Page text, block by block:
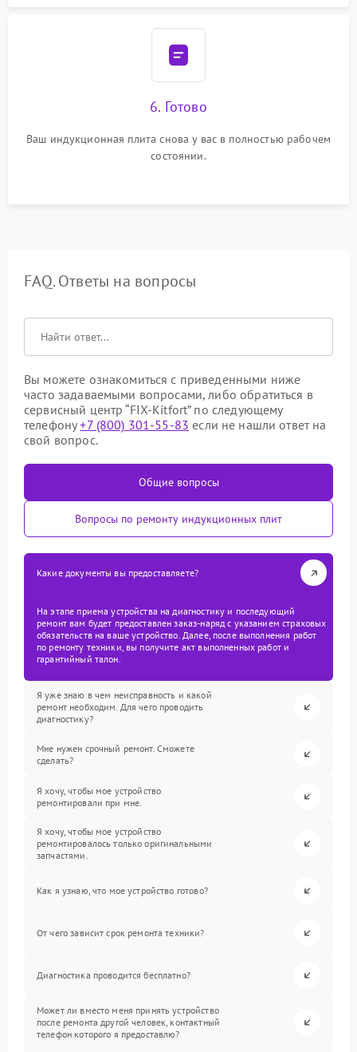
6. Готово
Ваш индукционная плита снова у вас в полностью рабочем
состоянии.
FAQ. Ответы на вопросы
Вы можете ознакомиться с приведенными ниже
часто задаваемыми вопросами, либо обратиться в
сервисный центр “FIX-Kitfort” по следующему
телефону+7 (800) 301-55-83 если не нашли ответ на
свой вопрос.
Общие вопросы
Вопросы по ремонту индукционных плит
Какие документы вы предоставляете?
На этапе приема устройства на диагностику и последующий
ремонт вам будет предоставлен заказ-наряд с указанием страховых
обязательств на ваше устройство. Далее, после выполнения работ
по ремонту техники, вы получите акт выполненных работ и
гарантийный талон.
Я уже знаю в чем неисправность и какой
ремонт необходим. Для чего проводить
диагностику?
Мне нужен срочный ремонт. Сможете
сделать?
Я хочу, чтобы мое устройство
ремонтировали при мне.
Я хочу, чтобы мое устройство
ремонтировалось только оригинальными
запчастями.
Как я узнаю, что мое устройство готово?
От чего зависит срок ремонта техники?
Диагностика проводится бесплатно?
Может ли вместо меня принять устройство
после ремонта другой человек, контактный
телефон которого я предоставлю?